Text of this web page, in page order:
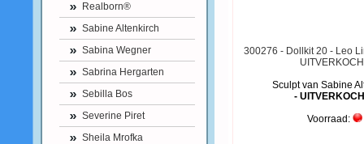
Realborn®
Sabine Altenkirch
Sabina Wegner
Sabrina Hergarten
Sebilla Bos
Severine Piret
Sheila Mrofka
300276 - Dollkit 20 - Leo
Sculpt van Sabine
-
Voorraad: